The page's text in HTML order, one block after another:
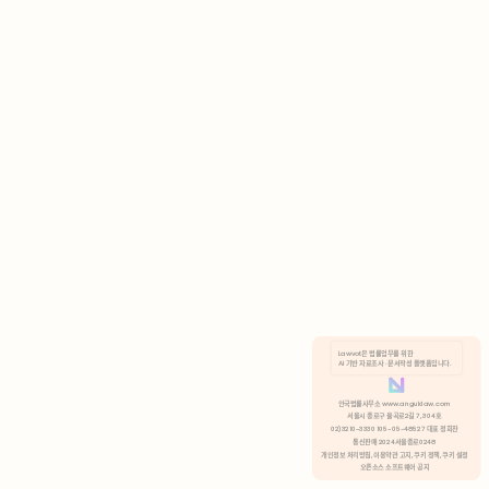
분석 쿠키 허용
Lawvot은 법률업무를 위한
AI 기반 자료조사 · 문서작성 플랫폼입니다.
안국법률사무소 www.anguklaw.com
서울시 종로구 율곡로2길 7, 304호
02)3210-3330 105-05-48527 대표 정희찬
통신판매 2024서울종로0248
개인정보 처리방침, 이용약관 고지, 쿠키 정책, 쿠키 설정
오픈소스 소프트웨어 공지